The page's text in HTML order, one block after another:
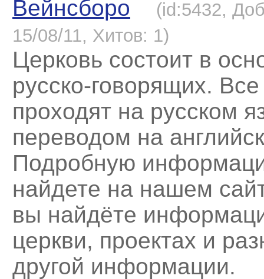
Вейнсборо
(id:5432,
15/08/11, Хитов: 1)
Церковь состоит в
русско-говорящих.
проходят на русском
переводом на
Подробную
найдете на нашем
вы найдёте
церкви, проектах и
другой информации.